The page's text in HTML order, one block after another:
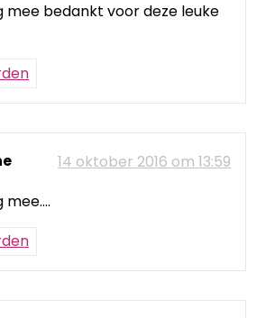
mee bedankt voor deze leuke
14 oktober 2016 om 13:59
mee….